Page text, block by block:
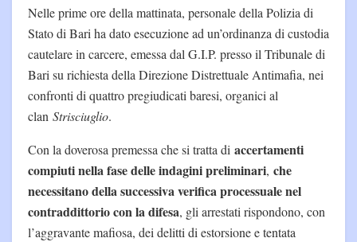
Nelle prime ore della mattinata, personale della Polizia di
Stato di Bari ha dato esecuzione ad un’ordinanza di custodia
cautelare in carcere, emessa dal G.I.P. presso il Tribunale di
Bari su richiesta della Direzione Distrettuale Antimafia, nei
confronti di quattro pregiudicati baresi, organici al
clan Strisciuglio.
Con la doverosa premessa che si tratta di accertamenti
compiuti nella fase delle indagini preliminari, che
necessitano della successiva verifica processuale nel
contraddittorio con la difesa, gli arrestati rispondono, con
l’aggravante mafiosa, dei delitti di estorsione e tentata